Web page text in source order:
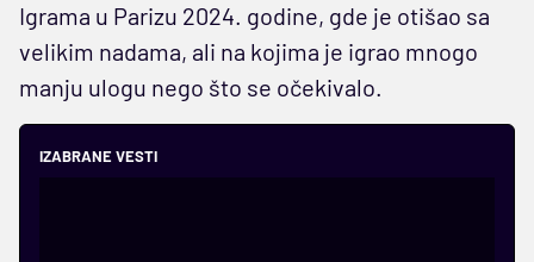
Igrama u Parizu 2024. godine, gde je otišao sa
velikim nadama, ali na kojima je igrao mnogo
manju ulogu nego što se očekivalo.
IZABRANE VESTI